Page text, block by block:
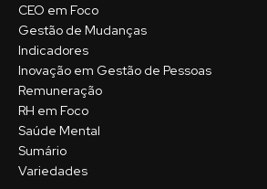
CEO em Foco
Gestão de Mudanças
Indicadores
Inovação em Gestão de Pessoas
Remuneração
RH em Foco
Saúde Mental
Sumário
Variedades